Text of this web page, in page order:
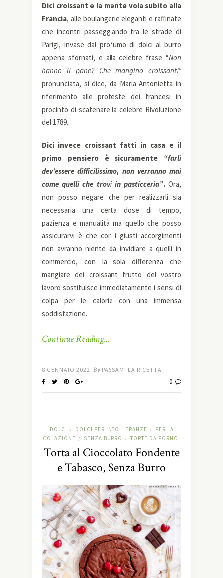
Dici croissant e la mente vola subito alla
Francia, alle boulangerie eleganti e raffinate
che incontri passeggiando tra le strade di
Parigi, invase dal profumo di dolci al burro
appena sfornati, e alla celebre frase “Non
hanno il pane? Che mangino croissant!”
pronunciata, si dice, da Maria Antonietta in
riferimento alle proteste dei francesi in
procinto di scatenare la celebre Rivoluzione
del 1789.
Dici invece croissant fatti in casa e il
primo pensiero è sicuramente “farli
dev’essere difficilissimo, non verranno mai
come quelli che trovi in pasticceria”.Ora,
non posso negare che per realizzarli sia
necessaria una certa dose di tempo,
pazienza e manualità ma quello che posso
assicurarvi è che con i giusti accorgimenti
non avranno niente da invidiare a quelli in
commercio, con la sola differenza che
mangiare dei croissant frutto del vostro
lavoro sostituisce immediatamente i sensi di
colpa per le calorie con una immensa
soddisfazione.
Continue Reading…
8 GENNAIO 2022 By PASSAMI LA RICETTA
0
DOLCI / DOLCI PER INTOLLERANZE /
PER LA
COLAZIONE
/ SENZA BURRO / TORTE DA FORNO
Torta al Cioccolato Fondente
e Tabasco, Senza Burro